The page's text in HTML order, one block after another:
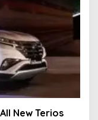
New Terios